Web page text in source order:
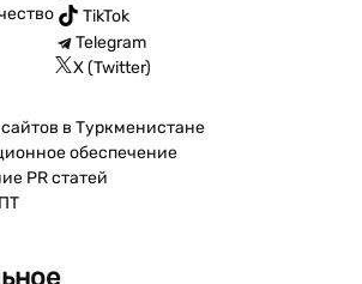
TikTok
Telegram
X (Twitter)
в Туркменистане
обеспечение
PR статей